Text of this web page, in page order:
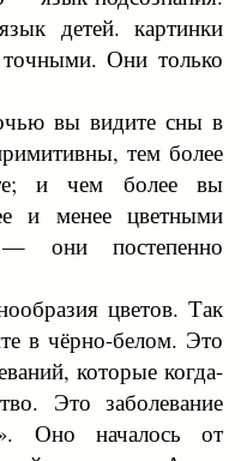
детей. картинки
Они только
вы видите сны в
тем более
и чем более вы
и менее цветными
они постепенно
цветов. Так
в чёрно-белом. Это
которые когда-
Это заболевание
Оно началось от